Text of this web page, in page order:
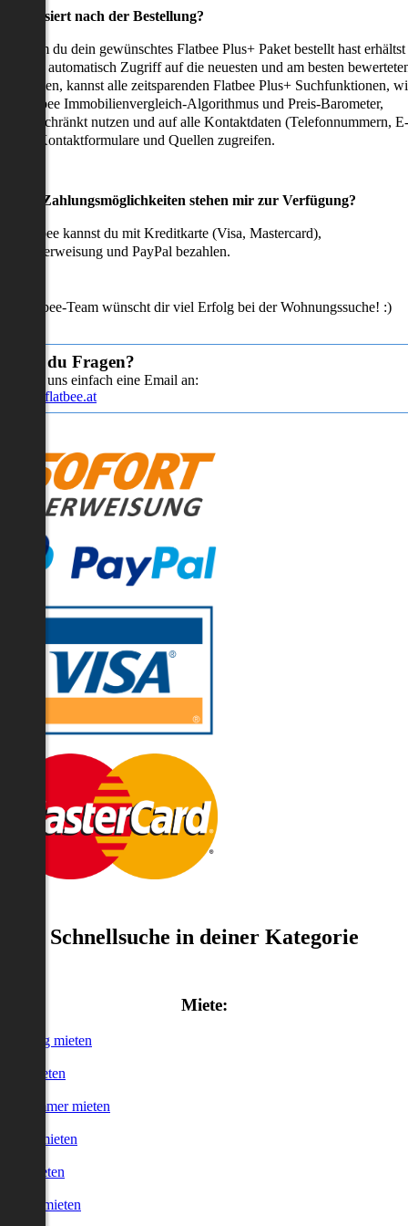
passiert nach der Bestellung?
du dein gewünschtes Flatbee Plus+ Paket bestellt hast erhältst
sofort automatisch Zugriff auf die neuesten und am besten
kannst alle zeitsparenden Flatbee Plus+ Suchfunktionen,
Flatbee Immobilienvergleich-Algorithmus und Preis-Barometer,
nutzen und auf alle Kontaktdaten (Telefonnummern, E-
Kontaktformulare und Quellen zugreifen.
Zahlungsmöglichkeiten stehen mir zur Verfügung?
Flatbee kannst du mit Kreditkarte (Visa, Mastercard),
und PayPal bezahlen.
Flatbee-Team wünscht dir viel Erfolg bei der Wohnungssuche! :)
Hast du Fragen?
Sende uns einfach eine Email an:
info@flatbee.at
Schnellsuche in deiner Kategorie
Miete:
mieten
mieten
Zimmer mieten
mieten
mieten